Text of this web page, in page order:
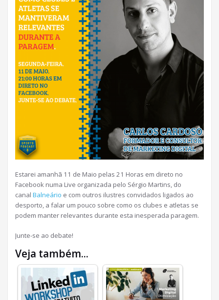
Estarei amanhã 11 de Maio pelas 21 Horas em direto no
Facebook numa Live organizada pelo Sérgio Martins, do
canal Balneário e com outros ilustres convidados ligados ao
desporto, a falar um pouco sobre como os clubes e atletas se
podem manter relevantes durante esta inesperada paragem.
Junte-se ao debate!
Veja também...